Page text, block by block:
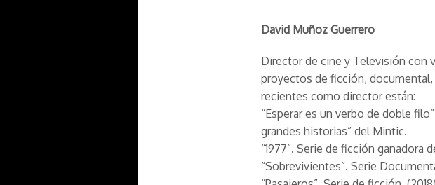
David Muñoz Guerrero
Director de cine y Televisión con
proyectos de ficción,
recientes como director están:
“Esperar es un verbo de doble
grandes historias” del Mintic.
“1977”. Serie de ficción
“Sobrevivientes”. Serie